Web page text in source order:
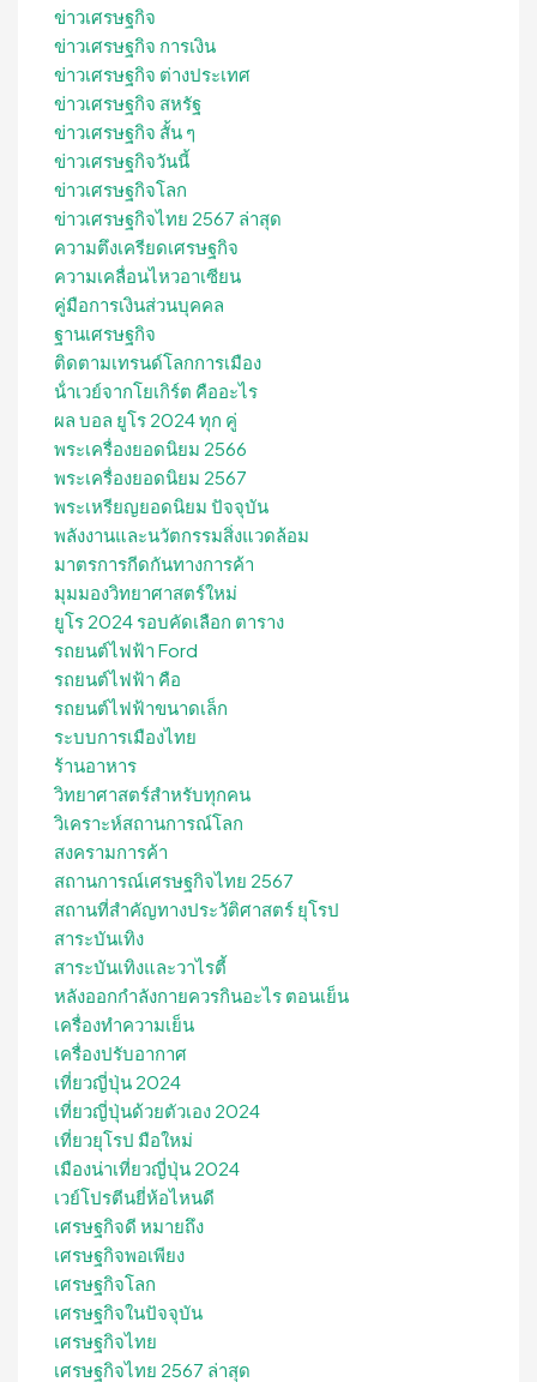
ข่าวเศรษฐกิจ
ข่าวเศรษฐกิจ การเงิน
ข่าวเศรษฐกิจ ต่างประเทศ
ข่าวเศรษฐกิจ สหรัฐ
ข่าวเศรษฐกิจ สั้น ๆ
ข่าวเศรษฐกิจวันนี้
ข่าวเศรษฐกิจโลก
ข่าวเศรษฐกิจไทย 2567 ล่าสุด
ความตึงเครียดเศรษฐกิจ
ความเคลื่อนไหวอาเซียน
คู่มือการเงินส่วนบุคคล
ฐานเศรษฐกิจ
ติดตามเทรนด์โลกการเมือง
น้ําเวย์จากโยเกิร์ต คืออะไร
ผล บอล ยูโร 2024 ทุก คู่
พระเครื่องยอดนิยม 2566
พระเครื่องยอดนิยม 2567
พระเหรียญยอดนิยม ปัจจุบัน
พลังงานและนวัตกรรมสิ่งแวดล้อม
มาตรการกีดกันทางการค้า
มุมมองวิทยาศาสตร์ใหม่
ยูโร 2024 รอบคัดเลือก ตาราง
รถยนต์ไฟฟ้า Ford
รถยนต์ไฟฟ้า คือ
รถยนต์ไฟฟ้าขนาดเล็ก
ระบบการเมืองไทย
ร้านอาหาร
วิทยาศาสตร์สำหรับทุกคน
วิเคราะห์สถานการณ์โลก
สงครามการค้า
สถานการณ์เศรษฐกิจไทย 2567
สถานที่สําคัญทางประวัติศาสตร์ ยุโรป
สาระบันเทิง
สาระบันเทิงและวาไรตี้
หลังออกกําลังกายควรกินอะไร ตอนเย็น
เครื่องทำความเย็น
เครื่องปรับอากาศ
เที่ยวญี่ปุ่น 2024
เที่ยวญี่ปุ่นด้วยตัวเอง 2024
เที่ยวยุโรป มือใหม่
เมืองน่าเที่ยวญี่ปุ่น 2024
เวย์โปรตีนยี่ห้อไหนดี
เศรษฐกิจดี หมายถึง
เศรษฐกิจพอเพียง
เศรษฐกิจโลก
เศรษฐกิจในปัจจุบัน
เศรษฐกิจไทย
เศรษฐกิจไทย 2567 ล่าสุด